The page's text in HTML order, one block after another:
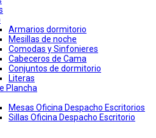
Armarios dormitorio
Mesillas de noche
Comodas y Sinfonieres
Cabeceros de Cama
Conjuntos de dormitorio
Literas
Plancha
Mesas Oficina Despacho Escritorios
Sillas Oficina Despacho Escritorio